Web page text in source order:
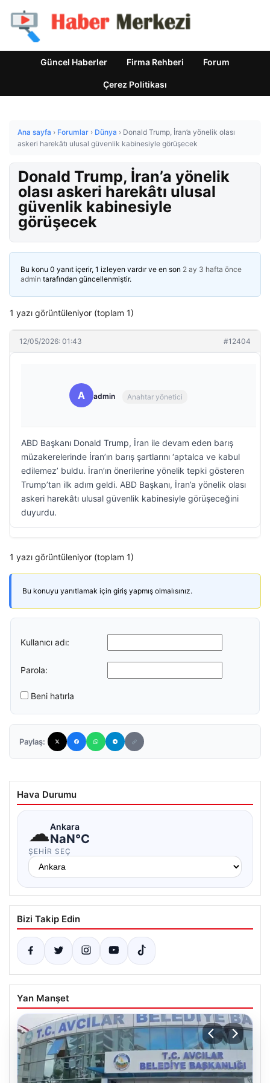
Güncel Haberler Firma Rehberi Forum
Çerez Politikası
Ana sayfa › Forumlar › Dünya › Donald Trump, İran’a yönelik olası
askeri harekâtı ulusal güvenlik kabinesiyle görüşecek
Donald Trump, İran’a yönelik
olası askeri harekâtı ulusal
güvenlik kabinesiyle
görüşecek
Bu konu 0 yanıt içerir, 1 izleyen vardır ve en son 2 ay 3 hafta önce
admin tarafından güncellenmiştir.
1 yazı görüntüleniyor (toplam 1)
12/05/2026: 01:43 #12404
A admin Anahtar yönetici
ABD Başkanı Donald Trump, İran ile devam eden barış
müzakerelerinde İran’ın barış şartlarını ‘aptalca ve kabul
edilemez’ buldu. İran’ın önerilerine yönelik tepki gösteren
Trump’tan ilk adım geldi. ABD Başkanı, İran’a yönelik olası
askeri harekâtı ulusal güvenlik kabinesiyle görüşeceğini
duyurdu.
1 yazı görüntüleniyor (toplam 1)
Bu konuyu yanıtlamak için giriş yapmış olmalısınız.
Kullanıcı adı:
Parola:
Beni hatırla
Paylaş:
Hava Durumu
☁Ankara
NaN°C
ŞEHIR SEÇ
Bizi Takip Edin
Yan Manşet